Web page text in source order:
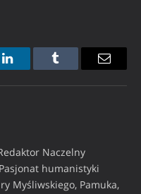
LinkedInTumblr Email
Naczelny
humanistyki
Myśliwskiego, Pamuka,